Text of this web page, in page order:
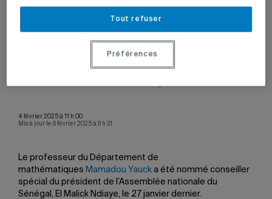
4 février 2025 à 11 h 00
Mis à jour le 6 février 2025 à 9 h 31
Le professeur du Département de
mathématiques Mamadou Yauck a été nommé conseiller
spécial du président de l’Assemblée nationale du
Sénégal, El Malick Ndiaye, le 27 janvier dernier.
Tout refuser
Préférences